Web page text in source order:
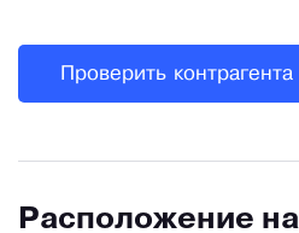
Проверить контрагента
Расположение